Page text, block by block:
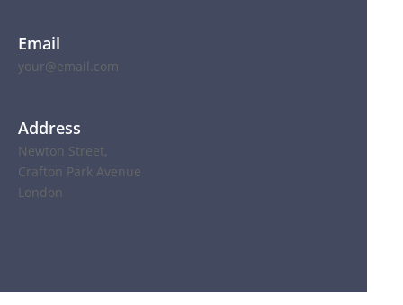
Email
your@email.com
Address
Newton Street,
Crafton Park Avenue
London